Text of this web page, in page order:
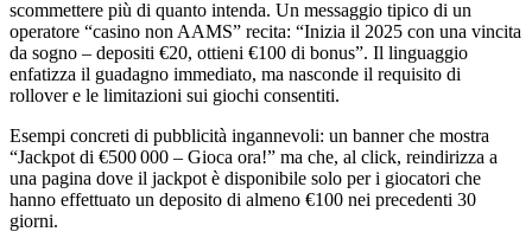
scommettere più di quanto intenda. Un messaggio tipico di un
operatore “casino non AAMS” recita: “Inizia il 2025 con una vincita
da sogno – depositi €20, ottieni €100 di bonus”. Il linguaggio
enfatizza il guadagno immediato, ma nasconde il requisito di
rollover e le limitazioni sui giochi consentiti.
Esempi concreti di pubblicità ingannevoli: un banner che mostra
“Jackpot di €500 000 – Gioca ora!” ma che, al click, reindirizza a
una pagina dove il jackpot è disponibile solo per i giocatori che
hanno effettuato un deposito di almeno €100 nei precedenti 30
giorni.